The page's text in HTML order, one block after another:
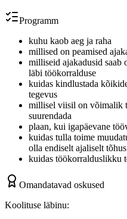
Programm
kuhu kaob aeg ja raha
millised on peamised
milliseid ajakadusid saab
läbi töökorralduse
kuidas kindlustada
tegevus
millisel viisil on võimalik
suurendada
plaan, kui igapäevane
kuidas tulla toime
olla endiselt ajaliselt tõhus
kuidas töökorralduslikku
Omandatavad oskused
Koolituse läbinu: